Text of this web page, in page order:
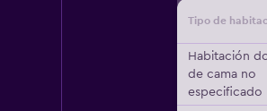
Tipo de
Habitación
de cama no
especificado